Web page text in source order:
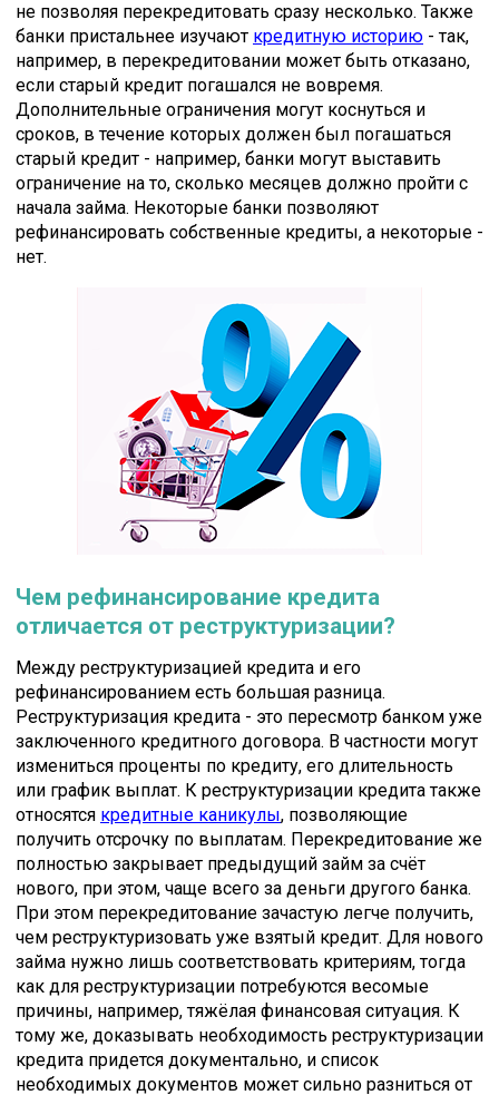
не позволяя перекредитовать сразу несколько. Также
банки пристальнее изучают кредитную историю - так,
например, в перекредитовании может быть отказано,
если старый кредит погашался не вовремя.
Дополнительные ограничения могут коснуться и
сроков, в течение которых должен был погашаться
старый кредит - например, банки могут выставить
ограничение на то, сколько месяцев должно пройти с
начала займа. Некоторые банки позволяют
рефинансировать собственные кредиты, а некоторые -
нет.
Чем рефинансирование кредита
отличается от реструктуризации?
Между реструктуризацией кредита и его
рефинансированием есть большая разница.
Реструктуризация кредита - это пересмотр банком уже
заключенного кредитного договора. В частности могут
измениться проценты по кредиту, его длительность
или график выплат. К реструктуризации кредита также
относятся кредитные каникулы, позволяющие
получить отсрочку по выплатам. Перекредитование же
полностью закрывает предыдущий займ за счёт
нового, при этом, чаще всего за деньги другого банка.
При этом перекредитование зачастую легче получить,
чем реструктуризовать уже взятый кредит. Для нового
займа нужно лишь соответствовать критериям, тогда
как для реструктуризации потребуются весомые
причины, например, тяжёлая финансовая ситуация. К
тому же, доказывать необходимость реструктуризации
кредита придется документально, и список
необходимых документов может сильно разниться от